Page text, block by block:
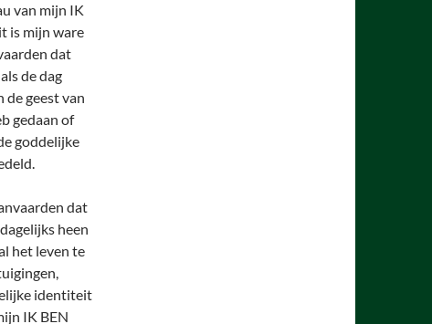
van mijn IK
is mijn ware
dat
de dag
de geest van
gedaan of
goddelijke
dat
heen
het leven te
identiteit
IK BEN